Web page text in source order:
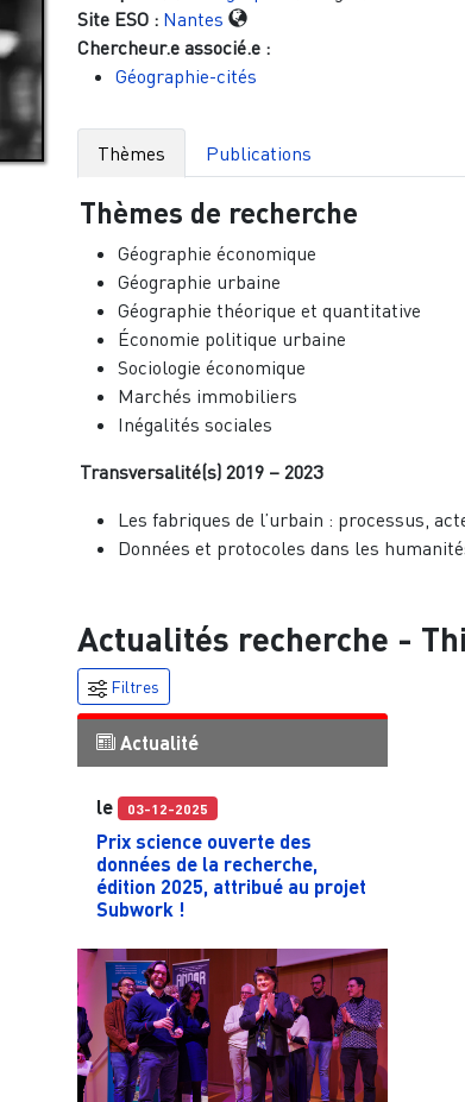
Site ESO : Nantes
Chercheur.e associé.e :
Géographie-cités
Thèmes Publications
Thèmes de recherche
Géographie économique
Géographie urbaine
Géographie théorique et quantitative
Économie politique urbaine
Sociologie économique
Marchés immobiliers
Inégalités sociales
Transversalité(s) 2019 – 2023
Les fabriques de l’urbain : processus,
Données et protocoles dans les
Actualités recherche -
Filtres
Actualité
le 03-12-2025
Prix science ouverte des
données de la recherche,
édition 2025, attribué au projet
Subwork !